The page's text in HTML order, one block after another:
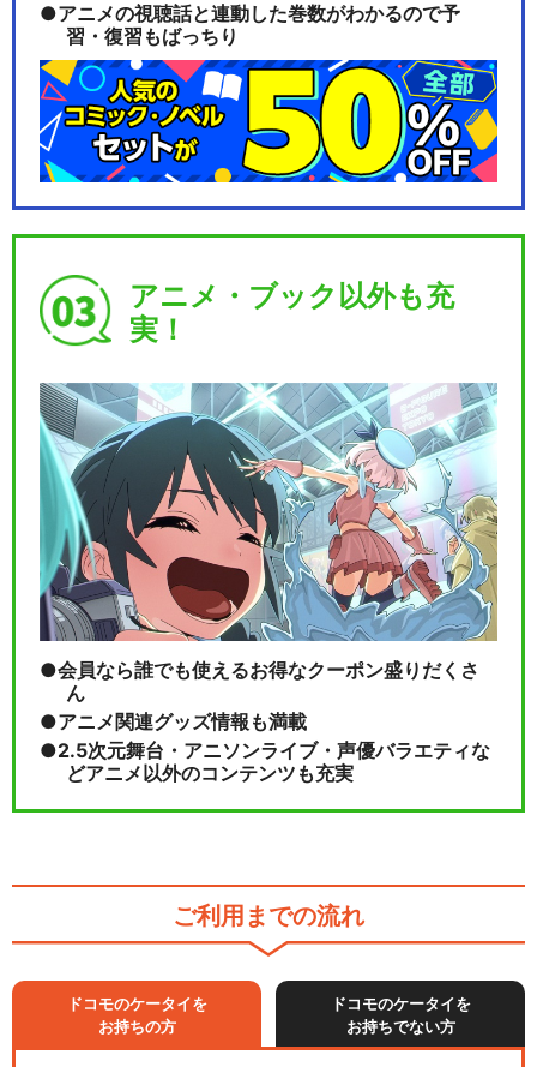
アニメの視聴話と連動した巻数がわかるので予
習・復習もばっちり
アニメ・ブック以外も充
実！
会員なら誰でも使えるお得なクーポン盛りだくさ
ん
アニメ関連グッズ情報も満載
2.5次元舞台・アニソンライブ・声優バラエティな
どアニメ以外のコンテンツも充実
ご利用までの流れ
ドコモのケータイを
お持ちの方
ドコモのケータイを
お持ちでない方